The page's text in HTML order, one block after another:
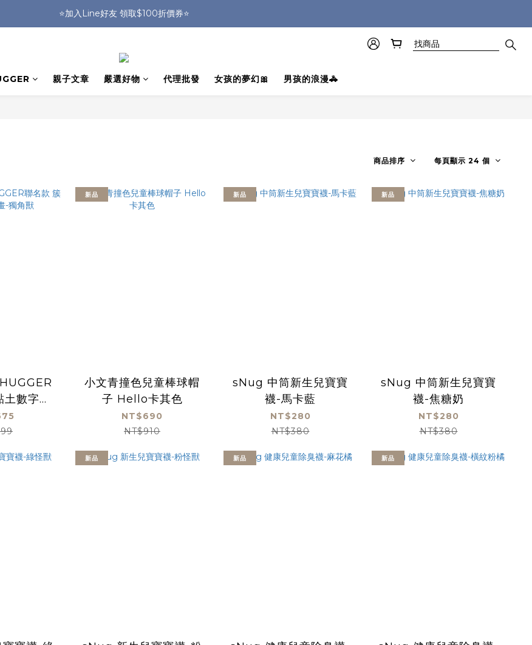
🎒HUGGER實體門市~實背才知道🎒
⭐️加入Line好友 領取$100折價券⭐️
親子文章 嚴選好物 代理批發 女孩的夢幻🎀 男孩的浪漫🚓
商品排序 每頁顯示 24 個
數字畫-
新品
小文青撞色兒童棒球帽
子 Hello卡其色
NT$690
NT$910
新品
sNug 中筒新生兒寶寶
襪-馬卡藍
NT$280
NT$380
新品
sNug 中筒新生兒寶寶
襪-焦糖奶
NT$280
NT$380
新品 新品 新品